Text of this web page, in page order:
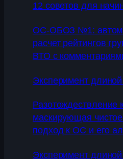
12 советов для
ОС-ОБОЗ №1:
расчет рейтингов
ВТО с
Эксперимент
Разотождествление
маскирующая
подход к ОС и его
Эксперимент